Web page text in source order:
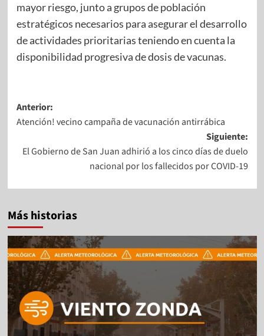
mayor riesgo, junto a grupos de población
estratégicos necesarios para asegurar el desarrollo
de actividades prioritarias teniendo en cuenta la
disponibilidad progresiva de dosis de vacunas.
Anterior:
Atención! vecino campaña de vacunación antirrábica
Siguiente:
El Gobierno de San Juan adhirió a los cinco días de duelo
nacional por los fallecidos por COVID-19
Más historias